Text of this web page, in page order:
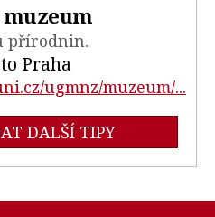
přírodnin.
Praha
ugmnz/muzeum/...
DALŠÍ TIPY